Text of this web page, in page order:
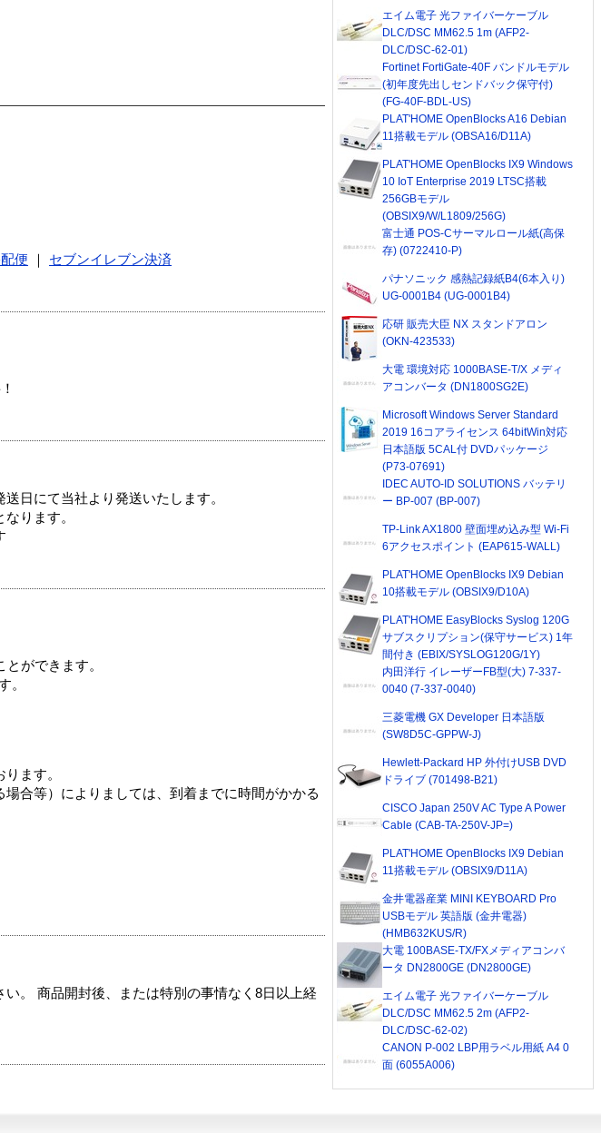
便
セブンイレブン決済
日にて当社より発送いたします。
ります。
ができます。
。
ます。
合等）によりましては、到着までに時間がかかる
。 商品開封後、または特別の事情なく8日以上経
エイム電子 光ファイバーケーブル
DLC/DSC MM62.5 1m (AFP2-
DLC/DSC-62-01)
Fortinet FortiGate-40F バンドルモデル
(初年度先出しセンドバック保守付)
(FG-40F-BDL-US)
PLAT'HOME OpenBlocks A16 Debian
11搭載モデル (OBSA16/D11A)
PLAT'HOME OpenBlocks IX9 Windows
10 IoT Enterprise 2019 LTSC搭載
256GBモデル
(OBSIX9/W/L1809/256G)
富士通 POS-Cサーマルロール紙(高保
存) (0722410-P)
パナソニック 感熱記録紙B4(6本入り)
UG-0001B4 (UG-0001B4)
応研 販売大臣 NX スタンドアロン
(OKN-423533)
大電 環境対応 1000BASE-T/X メディ
アコンバータ (DN1800SG2E)
Microsoft Windows Server Standard
2019 16コアライセンス 64bitWin対応
日本語版 5CAL付 DVDパッケージ
(P73-07691)
IDEC AUTO-ID SOLUTIONS バッテリ
ー BP-007 (BP-007)
TP-Link AX1800 壁面埋め込み型 Wi-Fi
6アクセスポイント (EAP615-WALL)
PLAT'HOME OpenBlocks IX9 Debian
10搭載モデル (OBSIX9/D10A)
PLAT'HOME EasyBlocks Syslog 120G
サブスクリプション(保守サービス) 1年
間付き (EBIX/SYSLOG120G/1Y)
内田洋行 イレーザーFB型(大) 7-337-
0040 (7-337-0040)
三菱電機 GX Developer 日本語版
(SW8D5C-GPPW-J)
Hewlett-Packard HP 外付けUSB DVD
ドライブ (701498-B21)
CISCO Japan 250V AC Type A Power
Cable (CAB-TA-250V-JP=)
PLAT'HOME OpenBlocks IX9 Debian
11搭載モデル (OBSIX9/D11A)
金井電器産業 MINI KEYBOARD Pro
USBモデル 英語版 (金井電器)
(HMB632KUS/R)
大電 100BASE-TX/FXメディアコンバ
ータ DN2800GE (DN2800GE)
エイム電子 光ファイバーケーブル
DLC/DSC MM62.5 2m (AFP2-
DLC/DSC-62-02)
CANON P-002 LBP用ラベル用紙 A4 0
面 (6055A006)